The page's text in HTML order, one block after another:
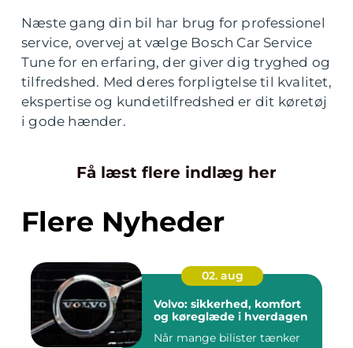
Næste gang din bil har brug for professionel
service, overvej at vælge Bosch Car Service
Tune for en erfaring, der giver dig tryghed og
tilfredshed. Med deres forpligtelse til kvalitet,
ekspertise og kundetilfredshed er dit køretøj
i gode hænder.
Få læst flere indlæg her
Flere Nyheder
02. aug
Volvo: sikkerhed, komfort
og køreglæde i hverdagen
Når mange bilister tænker